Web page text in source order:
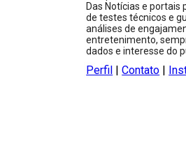
Das Notícias e portais
de testes técnicos e
análises de
entretenimento,
dados e interesse do
Perfil |Contato |